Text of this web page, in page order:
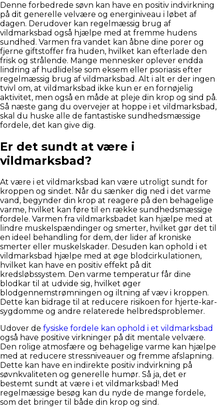
Denne forbedrede søvn kan have en positiv indvirkning
på dit generelle velvære og energiniveau i løbet af
dagen. Derudover kan regelmæssig brug af
vildmarksbad også hjælpe med at fremme hudens
sundhed. Varmen fra vandet kan åbne dine porer og
fjerne giftstoffer fra huden, hvilket kan efterlade den
frisk og strålende. Mange mennesker oplever endda
lindring af hudlidelse som eksem eller psoriasis efter
regelmæssig brug af vildmarksbad. Alt i alt er der ingen
tvivl om, at vildmarksbad ikke kun er en fornøjelig
aktivitet, men også en måde at pleje din krop og sind på.
Så næste gang du overvejer at hoppe i et vildmarksbad,
skal du huske alle de fantastiske sundhedsmæssige
fordele, det kan give dig.
Er det sundt at være i
vildmarksbad?
At være i et vildmarksbad kan være utroligt sundt for
kroppen og sindet. Når du sænker dig ned i det varme
vand, begynder din krop at reagere på den behagelige
varme, hvilket kan føre til en række sundhedsmæssige
fordele. Varmen fra vildmarksbadet kan hjælpe med at
lindre muskelspændinger og smerter, hvilket gør det til
en ideel behandling for dem, der lider af kroniske
smerter eller muskelskader. Desuden kan ophold i et
vildmarksbad hjælpe med at øge blodcirkulationen,
hvilket kan have en positiv effekt på dit
kredsløbssystem. Den varme temperatur får dine
blodkar til at udvide sig, hvilket øger
blodgennemstrømningen og iltning af væv i kroppen.
Dette kan bidrage til at reducere risikoen for hjerte-kar-
sygdomme og andre relaterede helbredsproblemer.
Udover de fysiske fordele kan ophold i et vildmarksbad
også have positive virkninger på dit mentale velvære.
Den rolige atmosfære og behagelige varme kan hjælpe
med at reducere stressniveauer og fremme afslapning.
Dette kan have en indirekte positiv indvirkning på
søvnkvaliteten og generelle humør. Så ja, det er
bestemt sundt at være i et vildmarksbad! Med
regelmæssige besøg kan du nyde de mange fordele,
som det bringer til både din krop og sind.